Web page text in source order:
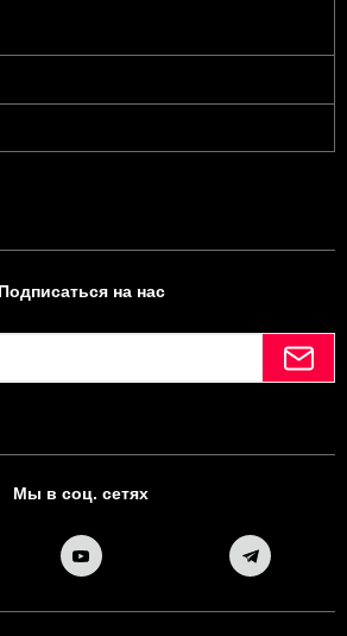
Подписаться на нас
Мы в соц. сетях